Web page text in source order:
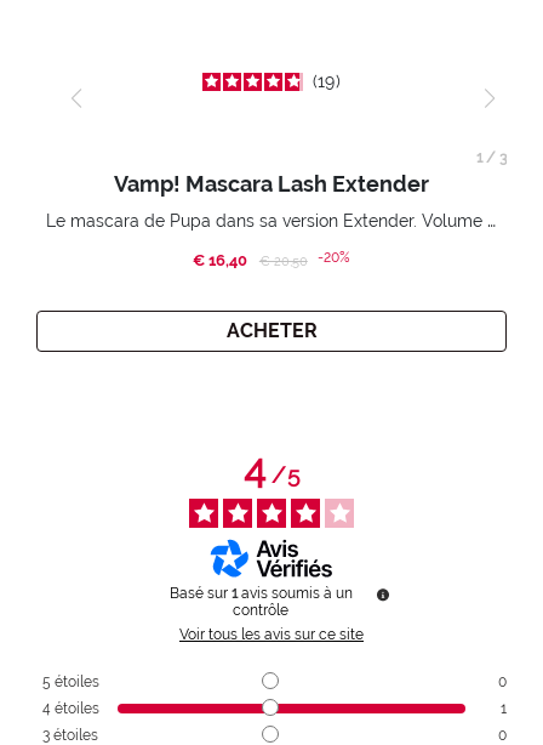
19
Vamp! Mascara Lash Extender
Le mascara de Pupa dans sa version Extender. Volume extension 3D. Des cils amplifiés et liftés à l’infini.
€ 16,40 Price reduced from
€ 20,50to-20%
ACHETER
1/ 3
4/5
Basé sur 1 avis soumis à un
contrôle
Voir tous les avis sur ce site
5 étoiles
0
4 étoiles
1
3 étoiles
0